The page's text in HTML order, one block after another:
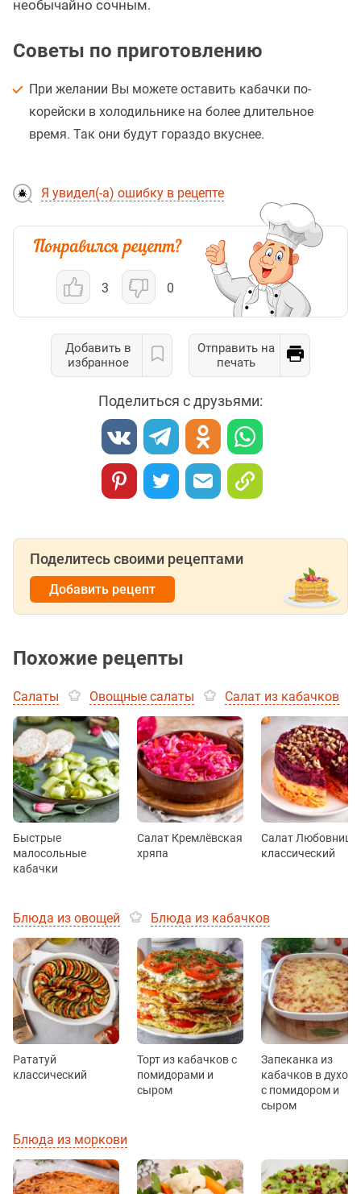
необычайно сочным.
Советы по приготовлению
При желании Вы можете оставить кабачки по-
корейски в холодильнике на более длительное
время. Так они будут гораздо вкуснее.
Я увидел(-а) ошибку в рецепте
3 0
Добавить в
избранное
Отправить на
печать
Поделиться с друзьями:
Поделитесь своими рецептами
Добавить рецепт
Похожие рецепты
Салаты Овощные салаты Салат из кабачков
Быстрые
малосольные
кабачки
Салат Кремлёвская
хряпа
Салат Любовница
классический
Блюда из овощей Блюда из кабачков
Рататуй
классический
Торт из кабачков с
помидорами и
сыром
Запеканка из
кабачков в
с помидором и
сыром
Блюда из моркови